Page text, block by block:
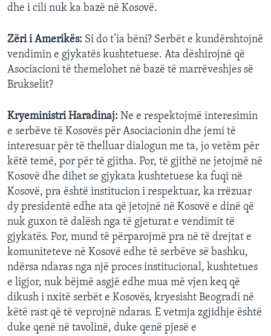
dhe i cili nuk ka bazë në Kosovë.
Zëri i Amerikës: Si do t’ia bëni? Serbët e kundërshtojnë
vendimin e gjykatës kushtetuese. Ata dëshirojnë që
Asociacioni të themelohet në bazë të marrëveshjes së
Brukselit?
Kryeministri Haradinaj: Ne e respektojmë interesimin
e serbëve të Kosovës për Asociacionin dhe jemi të
interesuar për të thelluar dialogun me ta, jo vetëm për
këtë temë, por për të gjitha. Por, të gjithë ne jetojmë në
Kosovë dhe dihet se gjykata kushtetuese ka fuqi në
Kosovë, pra është institucion i respektuar, ka rrëzuar
dy presidentë edhe ata që jetojnë në Kosovë e dinë që
nuk guxon të dalësh nga të gjeturat e vendimit të
gjykatës. Por, mund të përparojmë pra në të drejtat e
komuniteteve në Kosovë edhe të serbëve së bashku,
ndërsa ndaras nga një proces institucional, kushtetues
e ligjor, nuk bëjmë asgjë edhe mua më vjen keq që
dikush i nxitë serbët e Kosovës, kryesisht Beogradi në
këtë rast që të veprojnë ndaras. E vetmja zgjidhje është
duke qenë në tavolinë, duke qenë pjesë e